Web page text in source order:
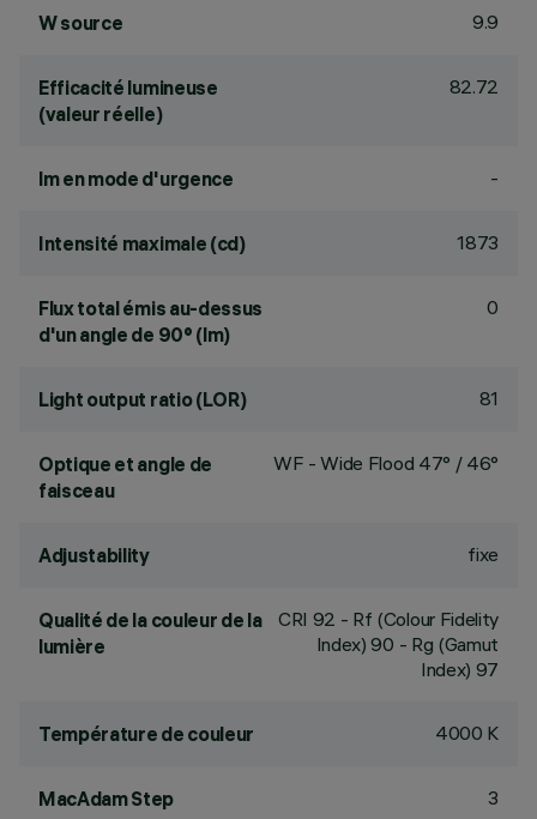
W source 9.9
Efficacité lumineuse
(valeur réelle)
82.72
lm en mode d'urgence -
Intensité maximale (cd) 1873
Flux total émis au-dessus
d'un angle de 90° (lm)
0
Light output ratio (LOR) 81
Optique et angle de
faisceau
WF - Wide Flood 47° / 46°
Adjustability fixe
Qualité de la couleur de la
lumière
CRI 92 - Rf (Colour Fidelity
Index) 90 - Rg (Gamut
Index) 97
Température de couleur 4000 K
MacAdam Step 3